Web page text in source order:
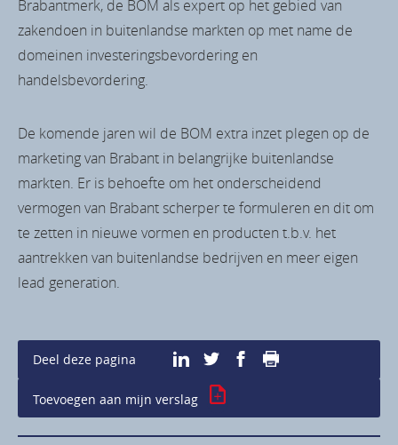
Brabantmerk, de BOM als expert op het gebied van
zakendoen in buitenlandse markten op met name de
domeinen investeringsbevordering en
handelsbevordering.
De komende jaren wil de BOM extra inzet plegen op de
marketing van Brabant in belangrijke buitenlandse
markten. Er is behoefte om het onderscheidend
vermogen van Brabant scherper te formuleren en dit om
te zetten in nieuwe vormen en producten t.b.v. het
aantrekken van buitenlandse bedrijven en meer eigen
lead generation.
Deel deze pagina
Toevoegen aan mijn verslag